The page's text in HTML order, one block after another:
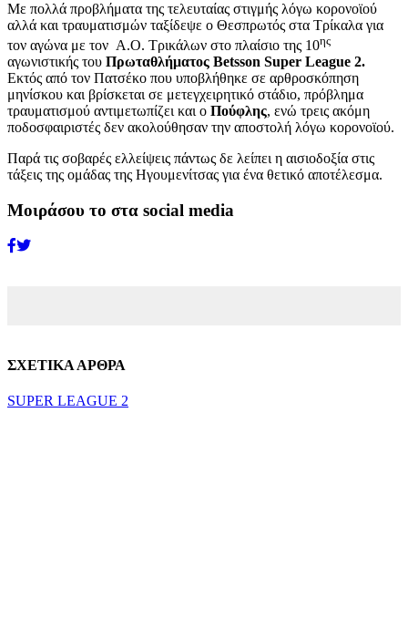
Με πολλά προβλήματα της τελευταίας στιγμής λόγω κορονοϊού
αλλά και τραυματισμών ταξίδεψε ο Θεσπρωτός στα Τρίκαλα για
τον αγώνα με τον Α.Ο. Τρικάλων στο πλαίσιο της 10ης
αγωνιστικής του Πρωταθλήματος Betsson Super League 2.
Εκτός από τον Πατσέκο που υποβλήθηκε σε αρθροσκόπηση
μηνίσκου και βρίσκεται σε μετεγχειρητικό στάδιο, πρόβλημα
τραυματισμού αντιμετωπίζει και ο Πούφλης, ενώ τρεις ακόμη
ποδοσφαιριστές δεν ακολούθησαν την αποστολή λόγω κορονοϊού.
Παρά τις σοβαρές ελλείψεις πάντως δε λείπει η αισιοδοξία στις
τάξεις της ομάδας της Ηγουμενίτσας για ένα θετικό αποτέλεσμα.
Μοιράσου το στα social media
ΣΧΕΤΙΚΑ ΑΡΘΡΑ
SUPER LEAGUE 2